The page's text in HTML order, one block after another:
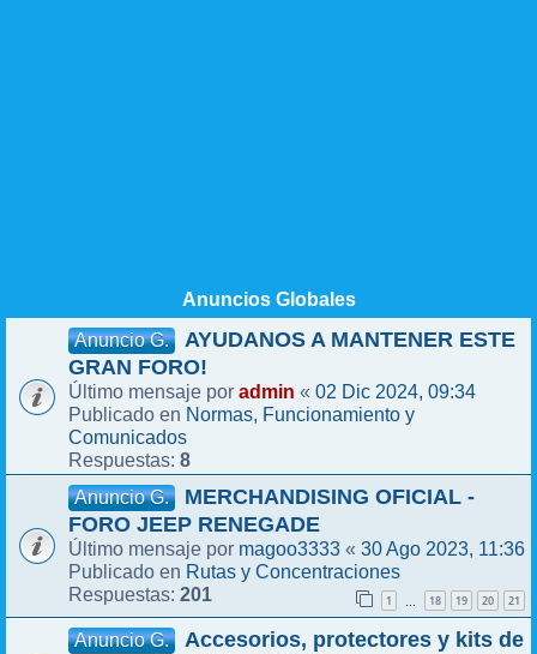
Anuncios Globales
Anuncio G.
AYUDANOS A MANTENER ESTE
GRAN FORO!
Último mensaje por admin « 02 Dic 2024, 09:34
Publicado en Normas, Funcionamiento y
Comunicados
Respuestas: 8
Anuncio G.
MERCHANDISING OFICIAL -
FORO JEEP RENEGADE
Último mensaje por magoo3333 « 30 Ago 2023, 11:36
Publicado en Rutas y Concentraciones
Respuestas: 201 1 … 18 19 20 21
Anuncio G.
Accesorios, protectores y kits de